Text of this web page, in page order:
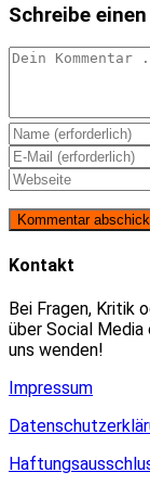
Schreibe
Kommentieren
Gib
deinen
Namen
oder
Benutzernamen
zum
Kommentieren
ein
Gib
deine
E-
Mail-
Adresse
zum
ein
Gib
Website-
ein
Kontakt
Bei Fragen, Kritik
über Social Media
uns wenden!
Impressum